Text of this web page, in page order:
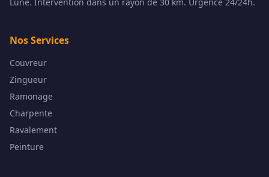
Nos Services
Couvreur
Zingueur
Ramonage
Charpente
Ravalement
Peinture